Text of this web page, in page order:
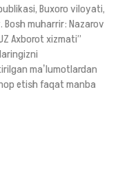
Buxoro viloyati,
Bosh muharrir: Nazarov
Axborot xizmati”
maʼlumotlardan
etish faqat manba